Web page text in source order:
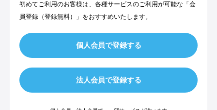
初めてご利用のお客様は、各種サービスのご利用が可能な「会
員登録（登録無料）」をおすすめいたします。